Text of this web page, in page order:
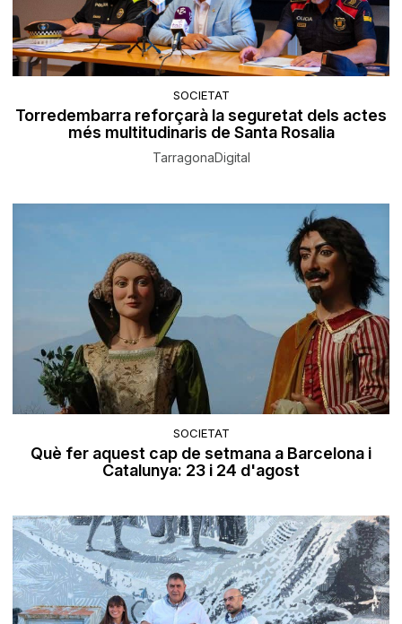
SOCIETAT
Torredembarra reforçarà la seguretat dels actes
més multitudinaris de Santa Rosalia
TarragonaDigital
SOCIETAT
Què fer aquest cap de setmana a Barcelona i
Catalunya: 23 i 24 d'agost